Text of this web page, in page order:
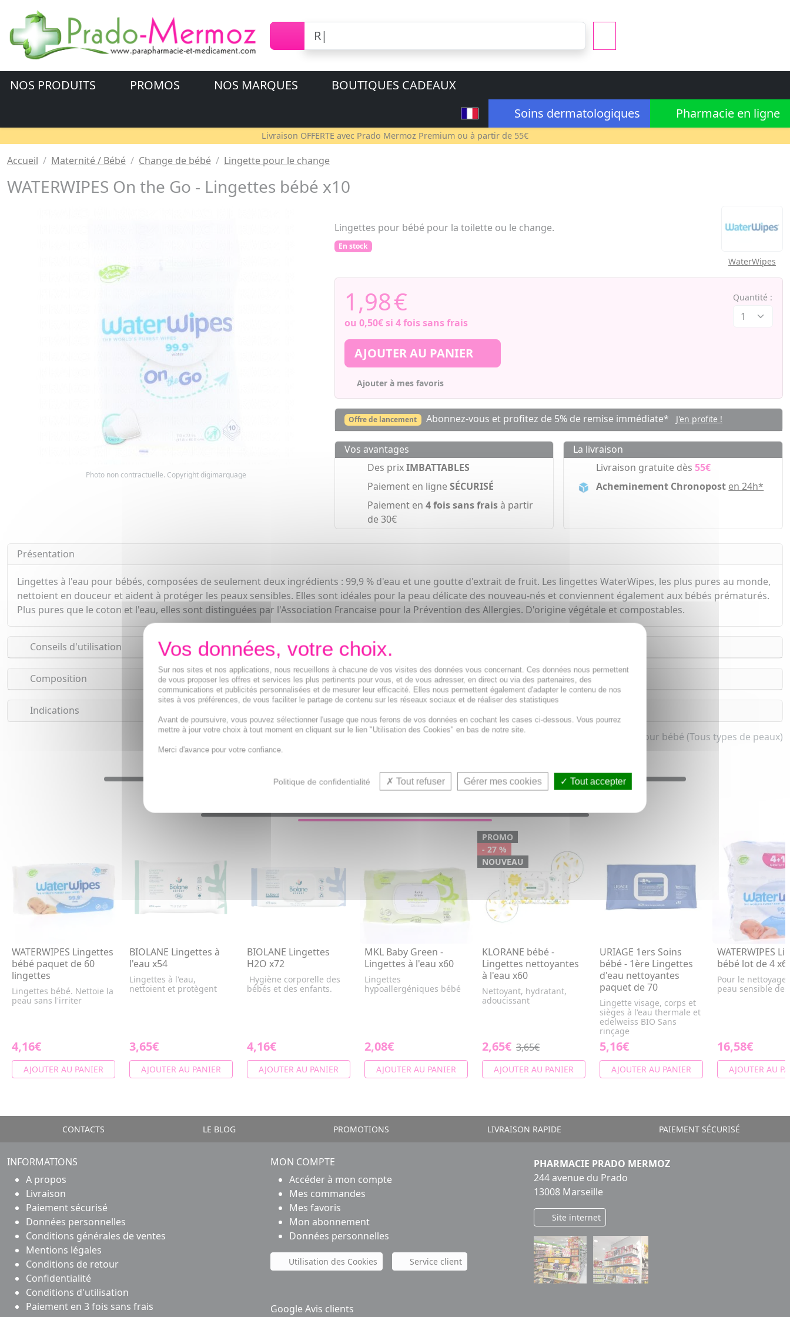
NOS PRODUITS PROMOS NOS MARQUES
BOUTIQUES CADEAUX
Soins dermatologiques
Pharmacie en ligne
Livraison OFFERTE avec Prado Mermoz Premium ou à partir de 55€
Accueil Maternité / Bébé Change de bébé Lingette pour le change
WATERWIPES On the Go - Lingettes bébé x10
Photo non contractuelle. Copyright digimarquage
Lingettes pour bébé pour la toilette ou le change.
En stock
WaterWipes
1,98€
ou 0,50€si 4 fois sans frais
Quantité :
AJOUTER AU PANIER
Ajouter à mes favoris
Offre de lancement Abonnez-vous et profitez de 5% de remise immédiate* J'en profite !
Vos avantages
Des prixIMBATTABLES
Paiement en ligneSÉCURISÉ
Paiement en 4 fois sans fraisà partir
de 30€
La livraison
Livraison gratuite dès55€
Acheminement Chronopost en 24h*
Présentation
Lingettes à l'eau pour bébés, composées de seulement deux ingrédients : 99,9 % d'eau et une goutte d'extrait de fruit. Les lingettes WaterWipes, les plus pures au monde,
nettoient en douceur et aident à protéger les peaux sensibles. Elles sont idéales pour la peau délicate des nouveau-nés et conviennent également aux bébés prématurés.
Plus pures que le coton et l'eau, elles sont distinguées par l'Association Francaise pour la Prévention des Allergies. D'origine végétale et compostables.
Conseils d'utilisation
Composition
Indications
Lingettes toilette bébé et Lingettes change bébé pour bébé (Tous types de peaux)
VOUS AIMEREZ AUSSI...
WATERWIPES Lingettes
bébé paquet de 60
lingettes
Lingettes bébé. Nettoie la
peau sans l'irriter
4,16€
AJOUTER AU PANIER
BIOLANE Lingettes à
l'eau x54
Lingettes à l'eau,
nettoient et protègent
3,65€
AJOUTER AU PANIER
BIOLANE Lingettes
H2O x72
Hygiène corporelle des
bébés et des enfants.
4,16€
AJOUTER AU PANIER
MKL Baby Green -
Lingettes à l'eau x60
Lingettes
hypoallergéniques bébé
2,08€
AJOUTER AU PANIER
PROMO
- 27 %
NOUVEAU
KLORANE bébé -
Lingettes nettoyantes
à l'eau x60
Nettoyant, hydratant,
adoucissant
2,65€ 3,65€
AJOUTER AU PANIER
URIAGE 1ers Soins
bébé - 1ère Lingettes
d'eau nettoyantes
paquet de 70
Lingette visage, corps et
sièges à l'eau thermale et
edelweiss BIO Sans
rinçage
5,16€
AJOUTER AU PANIER
WATERWIPES
bébé lot de 4
Pour le nettoyage
peau sensible
16,58€
AJOUTER AU
CONTACTS LE BLOG PROMOTIONS LIVRAISON RAPIDE PAIEMENT SÉCURISÉ
INFORMATIONS
A propos
Livraison
Paiement sécurisé
Données personnelles
Conditions générales de ventes
Mentions légales
Conditions de retour
Confidentialité
Conditions d'utilisation
Paiement en 3 fois sans frais
MON COMPTE
Accéder à mon compte
Mes commandes
Mes favoris
Mon abonnement
Données personnelles
Utilisation des Cookies Service client
Google Avis clients
PHARMACIE PRADO MERMOZ
244 avenue du Prado
13008 Marseille
Site internet
Sur nos sites et nos applications, nous recueillons à chacune de vos visites des données vous concernant. Ces données nous permettent
de vous proposer les offres et services les plus pertinents pour vous, et de vous adresser, en direct ou via des partenaires, des
communications et publicités personnalisées et de mesurer leur efficacité. Elles nous permettent également d'adapter le contenu de nos
sites à vos préférences, de vous faciliter le partage de contenu sur les réseaux sociaux et de réaliser des statistiques
Avant de poursuivre, vous pouvez sélectionner l'usage que nous ferons de vos données en cochant les cases ci-dessous. Vous pourrez
mettre à jour votre choix à tout moment en cliquant sur le lien "Utilisation des Cookies" en bas de notre site.
Merci d'avance pour votre confiance.
Politique de confidentialité Tout refuser Gérer mes cookies Tout accepter